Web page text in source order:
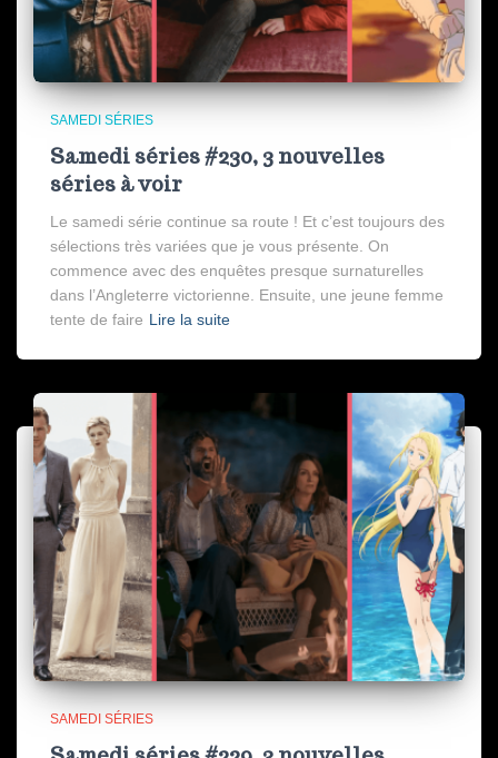
SAMEDI SÉRIES
Samedi séries #230, 3 nouvelles
séries à voir
Le samedi série continue sa route ! Et c’est toujours des
sélections très variées que je vous présente. On
commence avec des enquêtes presque surnaturelles
dans l’Angleterre victorienne. Ensuite, une jeune femme
tente de faire Lire la suite
SAMEDI SÉRIES